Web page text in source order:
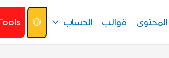
المحتوى قوالب الحساب 🟡